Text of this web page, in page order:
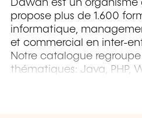
Dawan est un
propose plus de 1.600
informatique,
et commercial en inter-
Notre catalogue
thématiques: Java, PHP,